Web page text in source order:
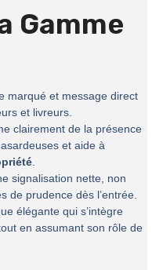
Gamme
marqué et message direct
et livreurs.
clairement de la présence
et aide à
.
signalisation nette, non
de prudence dès l’entrée.
élégante qui s’intègre
en assumant son rôle de